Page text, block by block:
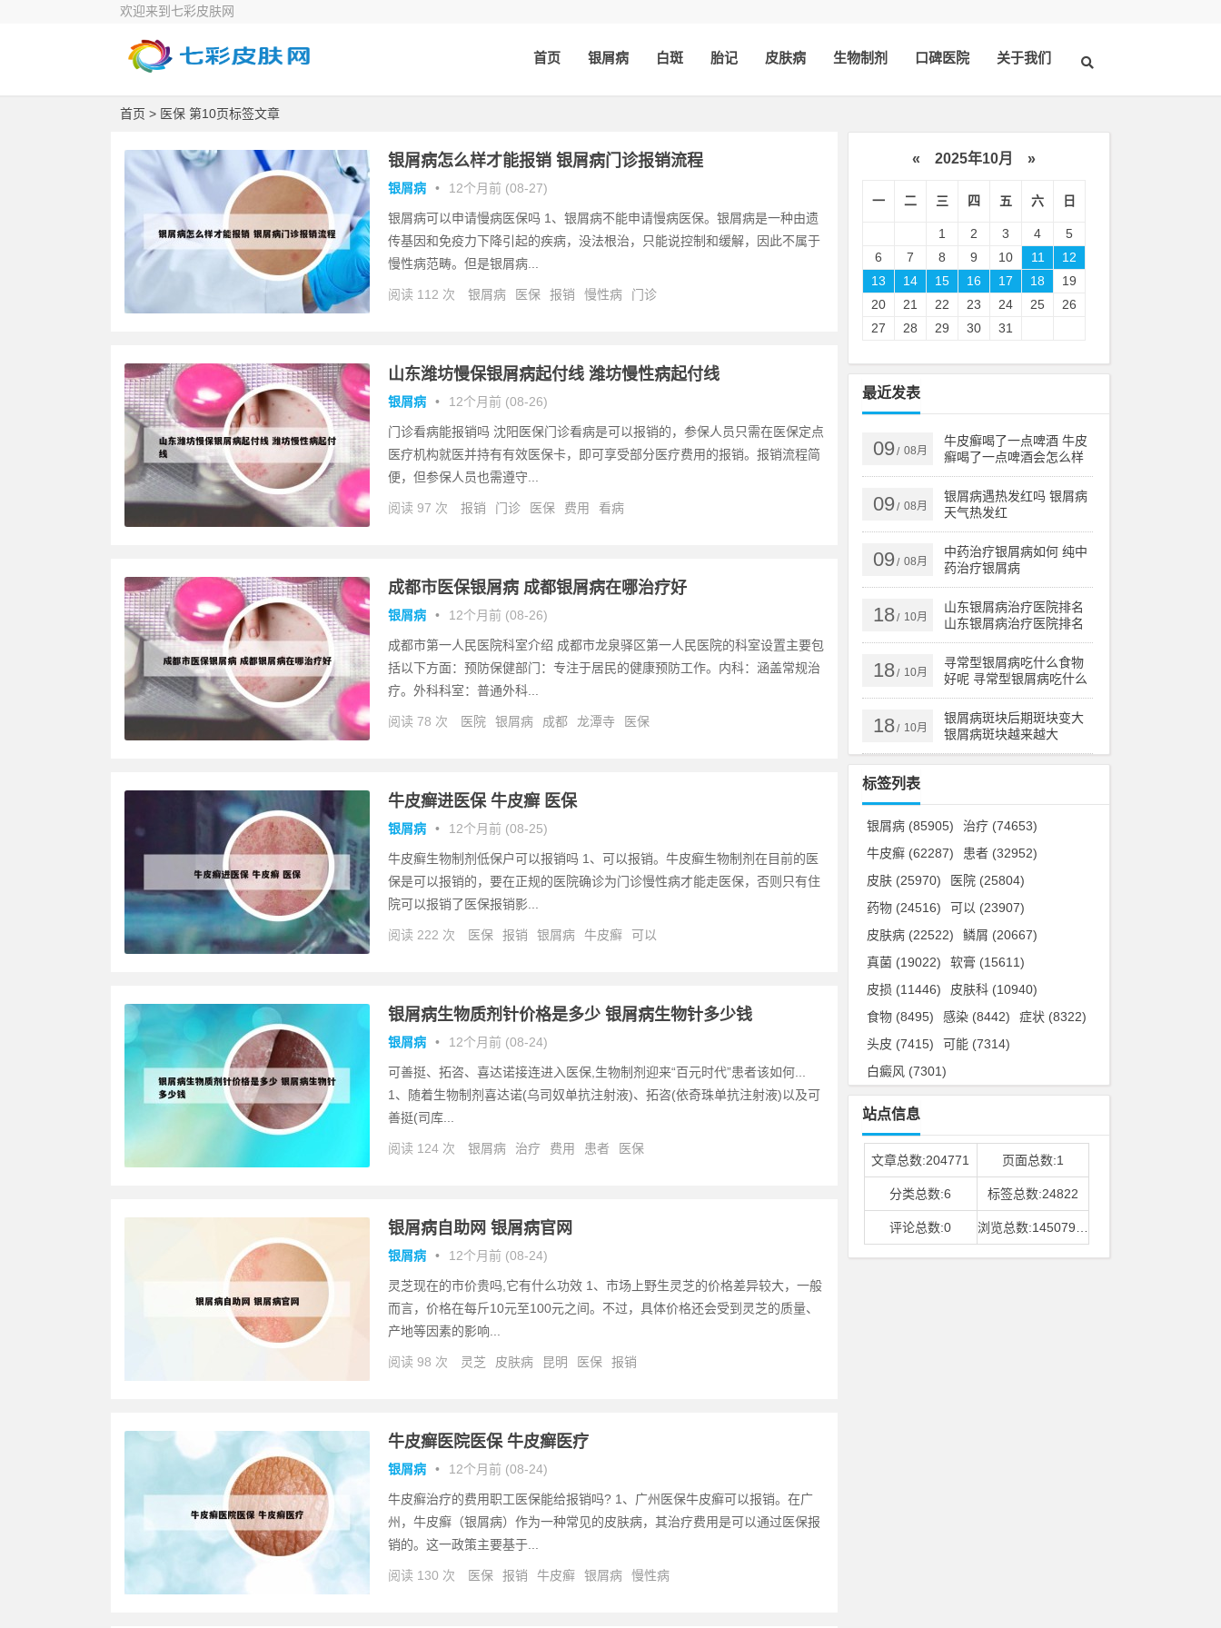
欢迎来到七彩皮肤网
首页 银屑病 白斑 胎记 皮肤病 生物制剂 口碑医院 关于我们
首页 > 医保 第10页标签文章
银屑病怎么样才能报销 银屑病门诊报销流程
银屑病 • 12个月前 (08-27)
银屑病可以申请慢病医保吗 1、银屑病不能申请慢病医保。银屑病是一种由遗
传基因和免疫力下降引起的疾病，没法根治，只能说控制和缓解，因此不属于
慢性病范畴。但是银屑病...
阅读 112 次 银屑病 医保 报销 慢性病 门诊
山东潍坊慢保银屑病起付线 潍坊慢性病起付线
银屑病 • 12个月前 (08-26)
门诊看病能报销吗 沈阳医保门诊看病是可以报销的，参保人员只需在医保定点
医疗机构就医并持有有效医保卡，即可享受部分医疗费用的报销。报销流程简
便，但参保人员也需遵守...
阅读 97 次 报销 门诊 医保 费用 看病
成都市医保银屑病 成都银屑病在哪治疗好
银屑病 • 12个月前 (08-26)
成都市第一人民医院科室介绍 成都市龙泉驿区第一人民医院的科室设置主要包
括以下方面：预防保健部门：专注于居民的健康预防工作。内科：涵盖常规治
疗。外科科室：普通外科...
阅读 78 次 医院 银屑病 成都 龙潭寺 医保
牛皮癣进医保 牛皮癣 医保
银屑病 • 12个月前 (08-25)
牛皮癣生物制剂低保户可以报销吗 1、可以报销。牛皮癣生物制剂在目前的医
保是可以报销的，要在正规的医院确诊为门诊慢性病才能走医保，否则只有住
院可以报销了医保报销影...
阅读 222 次 医保 报销 银屑病 牛皮癣 可以
银屑病生物质剂针价格是多少 银屑病生物针多少钱
银屑病 • 12个月前 (08-24)
可善挺、拓咨、喜达诺接连进入医保,生物制剂迎来“百元时代”患者该如何...
1、随着生物制剂喜达诺(乌司奴单抗注射液)、拓咨(依奇珠单抗注射液)以及可
善挺(司库...
阅读 124 次 银屑病 治疗 费用 患者 医保
银屑病自助网 银屑病官网
银屑病 • 12个月前 (08-24)
灵芝现在的市价贵吗,它有什么功效 1、市场上野生灵芝的价格差异较大，一般
而言，价格在每斤10元至100元之间。不过，具体价格还会受到灵芝的质量、
产地等因素的影响...
阅读 98 次 灵芝 皮肤病 昆明 医保 报销
牛皮癣医院医保 牛皮癣医疗
银屑病 • 12个月前 (08-24)
牛皮癣治疗的费用职工医保能给报销吗? 1、广州医保牛皮癣可以报销。在广
州，牛皮癣（银屑病）作为一种常见的皮肤病，其治疗费用是可以通过医保报
销的。这一政策主要基于...
阅读 130 次 医保 报销 牛皮癣 银屑病 慢性病
« 2025年10月 »
一 二 三 四 五 六 日
1 2 3 4
5
6
7 8 9 10 11
12
13
14 15 16 17 18
19
20
21 22 23 24 25
26
27
28 29 30 31
最近发表
09/ 08月
牛皮癣喝了一点啤酒 牛皮
癣喝了一点啤酒会怎么样
09/ 08月
银屑病遇热发红吗 银屑病
天气热发红
09/ 08月
中药治疗银屑病如何 纯中
药治疗银屑病
18/ 10月
山东银屑病治疗医院排名
山东银屑病治疗医院排名
榜
18/ 10月
寻常型银屑病吃什么食物
好呢 寻常型银屑病吃什么
药效果好
18/ 10月
银屑病斑块后期斑块变大
银屑病斑块越来越大
标签列表
银屑病 (85905) 治疗 (74653)
牛皮癣 (62287) 患者 (32952)
皮肤 (25970) 医院 (25804)
药物 (24516) 可以 (23907)
皮肤病 (22522) 鳞屑 (20667)
真菌 (19022) 软膏 (15611)
皮损 (11446) 皮肤科 (10940)
食物 (8495) 感染 (8442) 症状 (8322)
头皮 (7415) 可能 (7314)
白癜风 (7301)
站点信息
文章总数:204771 页面总数:1
分类总数:6 标签总数:24822
评论总数:0